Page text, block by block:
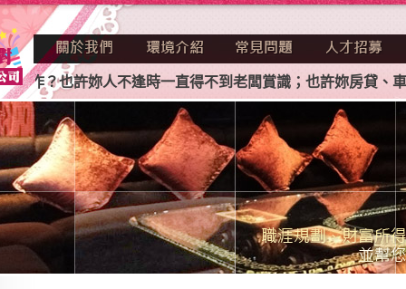
也許妳人不逢時一直得不到老闆賞識；也許妳房貸、車貸